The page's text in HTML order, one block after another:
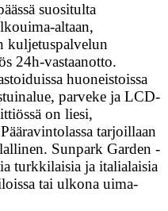
suositulta
altaan,
kuljetuspalvelun
24h-vastaanotto.
huoneistoissa
parveke ja LCD-
on liesi,
tarjoillaan
Sunpark Garden -
turkkilaisia ja italialaisia
tai ulkona uima-